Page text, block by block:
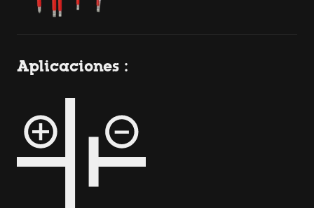
Aplicaciones :